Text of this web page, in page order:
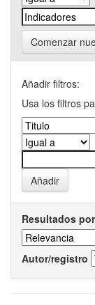
Comenzar
Añadir filtros:
Usa los filtros
Resultados
Autor/registro